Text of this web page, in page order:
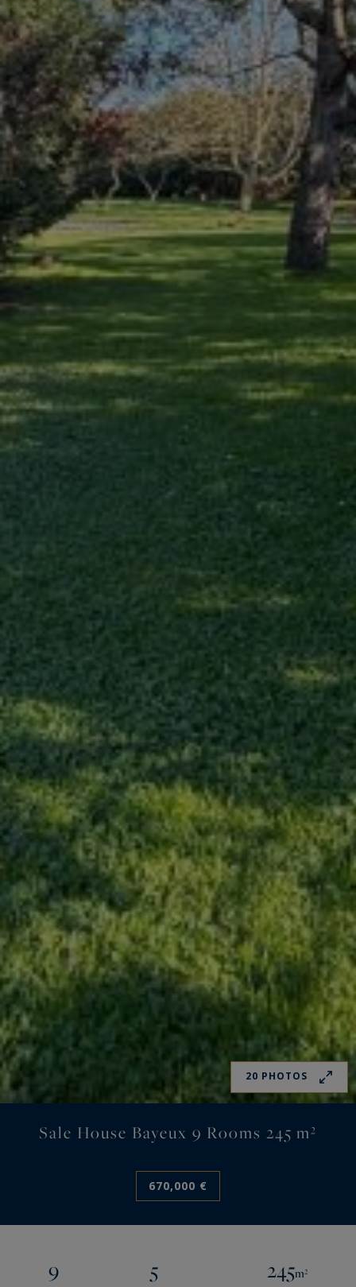
20 PHOTOS
Sale House Bayeux 9 Rooms 245 m²
670,000 €
9 5 245m²